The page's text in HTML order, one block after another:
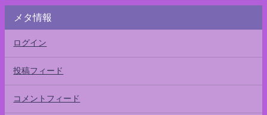
メタ情報
ログイン
投稿フィード
コメントフィード